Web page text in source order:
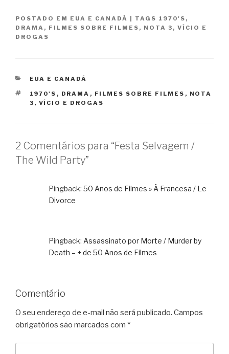
POSTADO EM EUA E CANADÁ | TAGS 1970'S ,
DRAMA , FILMES SOBRE FILMES , NOTA 3 , VÍCIO E
DROGAS
CATEGORIAS
EUA E CANADÁ
TAGS
1970'S , DRAMA , FILMES SOBRE FILMES , NOTA
3 , VÍCIO E DROGAS
2 Comentários para “Festa Selvagem /
The Wild Party”
Pingback: 50 Anos de Filmes » À Francesa / Le
Divorce
Pingback: Assassinato por Morte / Murder by
Death – + de 50 Anos de Filmes
Comentário
O seu endereço de e-mail não será publicado. Campos
obrigatórios são marcados com *